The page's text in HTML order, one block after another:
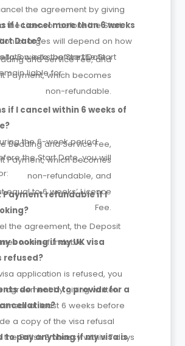
the agreement by giving
the Licensor before the Start
charges will depend on how
is to the Start Date.
if I cancel more than 6 weeks
Date?
to 6 weeks before the Start
liable for:
and Service Fee, and
Payment, which becomes
non-refundable.
if I cancel within 6 weeks of
the 6-week period
the Start Date, you will
Bedding and Service Fee,
Payment, which becomes
non-refundable, and
equal to 6 weeks’ Licence
Fee.
Payment refundable if I
the agreement, the Deposit
non-refundable.
booking if my UK visa
refused?
application is refused, you
agreement by giving written
at least 6 weeks before
do I need to provide for a
a copy of the visa refusal
British Embassy within 7 days
to pay anything if my visa is